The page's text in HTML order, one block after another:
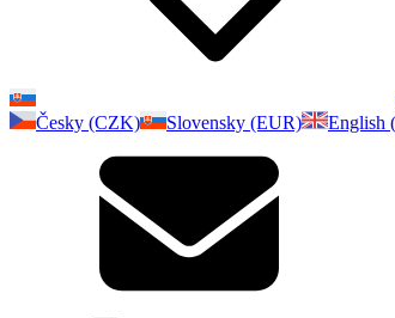
Česky (CZK)
Slovensky (EUR) English